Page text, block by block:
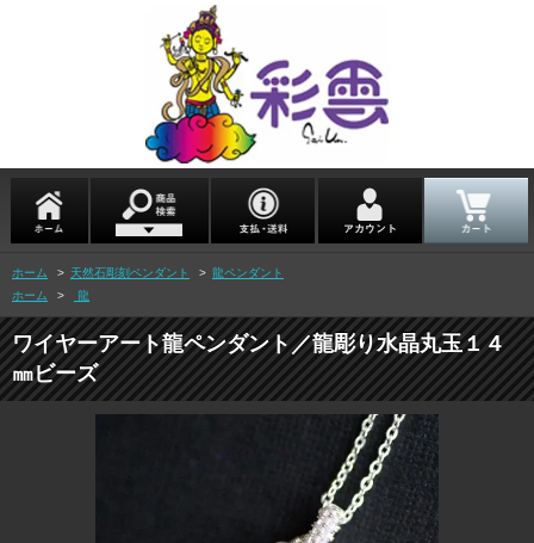
ホーム > 天然石彫刻ペンダント > 龍ペンダント
ホーム
> 龍
ワイヤーアート龍ペンダント／龍彫り水晶丸玉１４
㎜ビーズ